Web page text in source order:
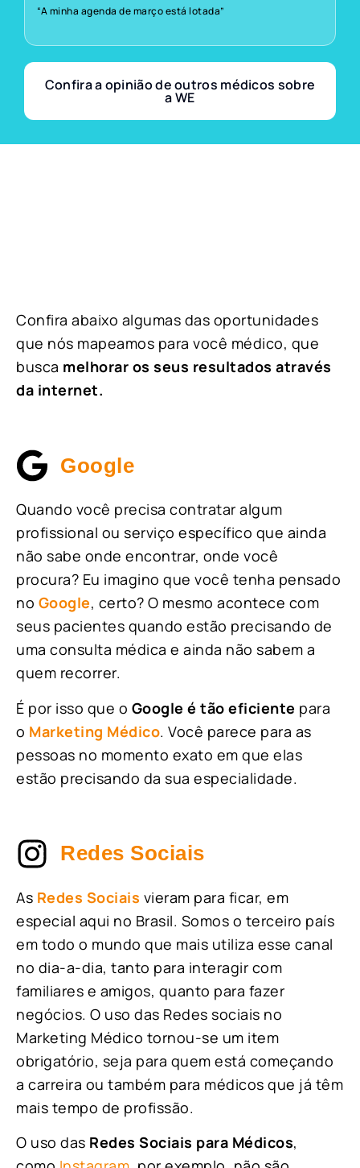
“A minha agenda de março está lotada”
Confira a opinião de outros médicos sobre
a WE
Confira abaixo algumas das oportunidades
que nós mapeamos para você médico, que
busca melhorar os seus resultados através
da internet.
Google
Quando você precisa contratar algum
profissional ou serviço específico que ainda
não sabe onde encontrar, onde você
procura? Eu imagino que você tenha pensado
no Google, certo? O mesmo acontece com
seus pacientes quando estão precisando de
uma consulta médica e ainda não sabem a
quem recorrer.
É por isso que o Google é tão eficiente para
o Marketing Médico. Você parece para as
pessoas no momento exato em que elas
estão precisando da sua especialidade.
Redes Sociais
As Redes Sociais vieram para ficar, em
especial aqui no Brasil. Somos o terceiro país
em todo o mundo que mais utiliza esse canal
no dia-a-dia, tanto para interagir com
familiares e amigos, quanto para fazer
negócios. O uso das Redes sociais no
Marketing Médico tornou-se um item
obrigatório, seja para quem está começando
a carreira ou também para médicos que já têm
mais tempo de profissão.
O uso das Redes Sociais para Médicos,